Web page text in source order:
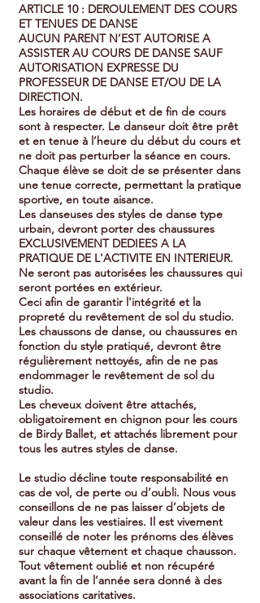
ARTICLE 10 : DEROULEMENT DES COURS
ET TENUES DE DANSE
AUCUN PARENT N’EST AUTORISE A
ASSISTER AU COURS DE DANSE SAUF
AUTORISATION EXPRESSE DU
PROFESSEUR DE DANSE ET/OU DE LA
DIRECTION.
Les horaires de début et de fin de cours
sont à respecter. Le danseur doit être prêt
et en tenue à l’heure du début du cours et
ne doit pas perturber la séance en cours.
Chaque élève se doit de se présenter dans
une tenue correcte, permettant la pratique
sportive, en toute aisance.
Les danseuses des styles de danse type
urbain, devront porter des chaussures
EXCLUSIVEMENT DEDIEES A LA
PRATIQUE DE L'ACTIVITE EN INTERIEUR.
Ne seront pas autorisées les chaussures qui
seront portées en extérieur.
Ceci afin de garantir l'intégrité et la
propreté du revêtement de sol du studio.
Les chaussons de danse, ou chaussures en
fonction du style pratiqué, devront être
régulièrement nettoyés, afin de ne pas
endommager le revêtement de sol du
studio.
Les cheveux doivent être attachés,
obligatoirement en chignon pour les cours
de Birdy Ballet, et attachés librement pour
tous les autres styles de danse.
Le studio décline toute responsabilité en
cas de vol, de perte ou d’oubli. Nous vous
conseillons de ne pas laisser d’objets de
valeur dans les vestiaires. Il est vivement
conseillé de noter les prénoms des élèves
sur chaque vêtement et chaque chausson.
Tout vêtement oublié et non récupéré
avant la fin de l’année sera donné à des
associations caritatives.